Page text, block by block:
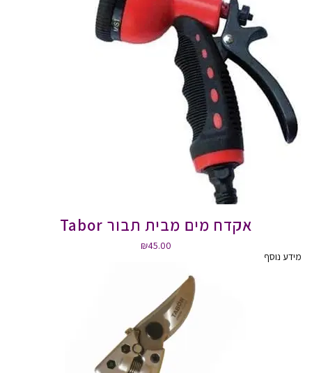
אקדח מים מבית תבור Tabor
₪45.00
מידע נוסף